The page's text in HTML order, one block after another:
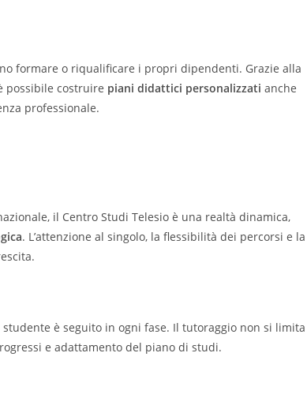
formare o riqualificare i propri dipendenti. Grazie alla
possibile costruire piani didattici personalizzati anche
professionale.
il Centro Studi Telesio è una realtà dinamica,
. L’attenzione al singolo, la flessibilità dei percorsi e la
studente è seguito in ogni fase. Il tutoraggio non si limita
e adattamento del piano di studi.